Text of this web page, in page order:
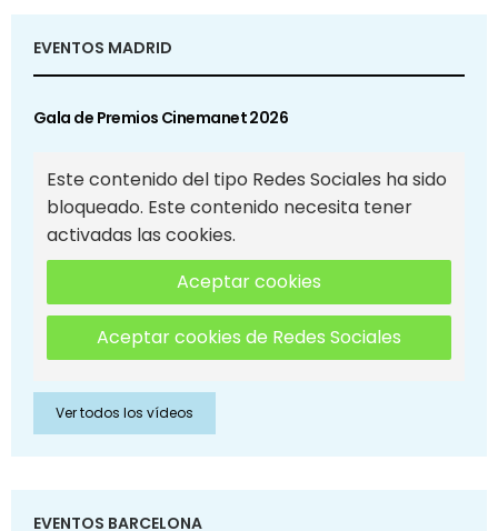
EVENTOS MADRID
Gala de Premios Cinemanet 2026
Este contenido del tipo Redes Sociales ha sido
bloqueado. Este contenido necesita tener
activadas las cookies.
Aceptar cookies
Aceptar cookies de Redes Sociales
Ver todos los vídeos
EVENTOS BARCELONA